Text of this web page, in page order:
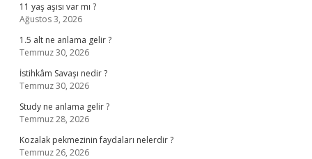
11 yaş aşısı var mı ?
Ağustos 3, 2026
1.5 alt ne anlama gelir ?
Temmuz 30, 2026
İstihkâm Savaşı nedir ?
Temmuz 30, 2026
Study ne anlama gelir ?
Temmuz 28, 2026
Kozalak pekmezinin faydaları nelerdir ?
Temmuz 26, 2026